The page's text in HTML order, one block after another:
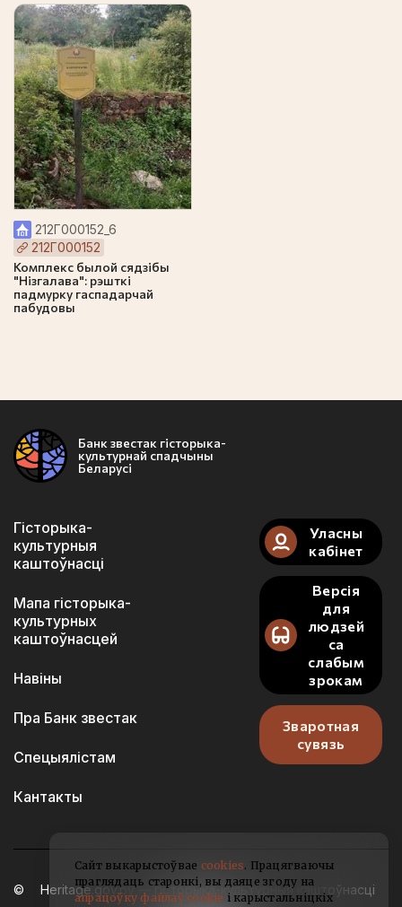
212Г000152_6
212Г000152
Комплекс былой сядзібы
"Нізгалава": рэшткі
падмурку гаспадарчай
пабудовы
Банк звестак гісторыка-
культурнай спадчыны
Беларусі
Гісторыка-
культурныя
каштоўнасці
Мапа гісторыка-
культурных
каштоўнасцей
Навіны
Пра Банк звестак
Спецыялістам
Кантакты
Уласны
кабінет
Версія
для
людзей
са
слабым
зрокам
Зваротная
сувязь
Heritage.gov.by — гісторыка-культурныя каштоўнасці
Сайт выкарыстоўвае cookies. Працягваючы
праглядаць старонкі, вы даяце згоду на
апрацоўку файлаў cookie і карыстальніцкіх